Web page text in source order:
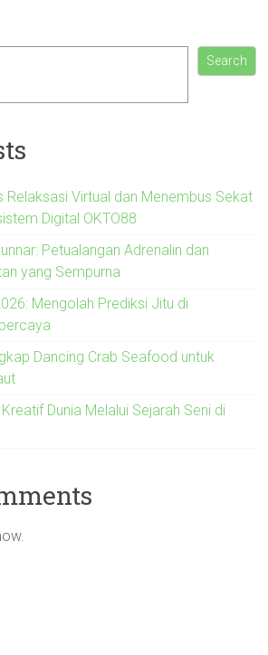
Search
Relaksasi Virtual dan Menembus Sekat
Digital OKTO88
Petualangan Adrenalin dan
yang Sempurna
Mengolah Prediksi Jitu di
Dancing Crab Seafood untuk
Dunia Melalui Sejarah Seni di